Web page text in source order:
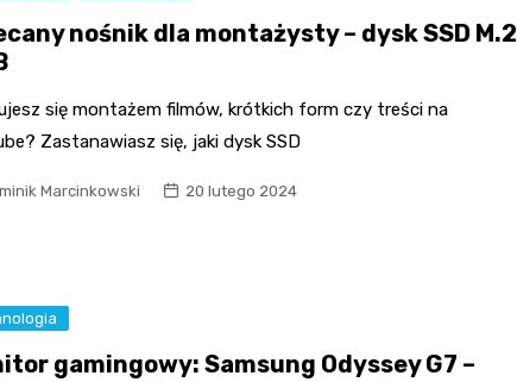
nośnik dla montażysty – dysk SSD M.2
się montażem filmów, krótkich form czy treści na
Zastanawiasz się, jaki dysk SSD
Marcinkowski 20 lutego 2024
gamingowy: Samsung Odyssey G7 –